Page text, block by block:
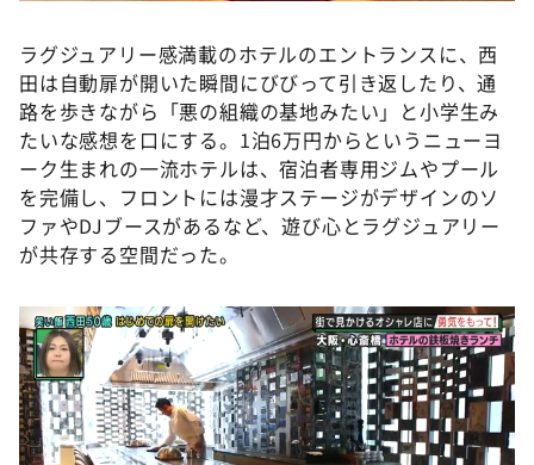
ラグジュアリー感満載のホテルのエントランスに、西
田は自動扉が開いた瞬間にびびって引き返したり、通
路を歩きながら「悪の組織の基地みたい」と小学生み
たいな感想を口にする。1泊6万円からというニューヨ
ーク生まれの一流ホテルは、宿泊者専用ジムやプール
を完備し、フロントには漫才ステージがデザインのソ
ファやDJブースがあるなど、遊び心とラグジュアリー
が共存する空間だった。